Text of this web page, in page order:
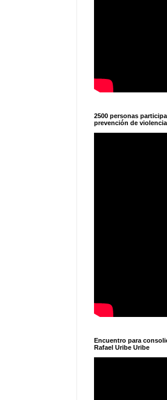
2500 personas
prevención de
Encuentro para
Rafael Uribe Uribe